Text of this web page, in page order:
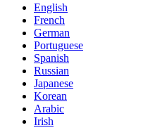
English
French
German
Portuguese
Spanish
Russian
Japanese
Korean
Arabic
Irish